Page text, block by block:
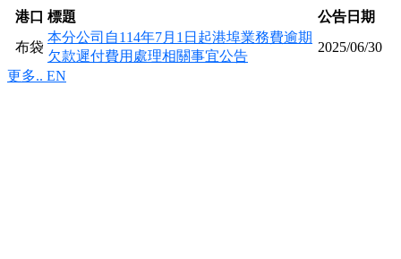
港口 標題
公告日期
布袋
港
本分公司自114年7月1日起港埠業務費逾期
欠款遲付費用處理相關事宜公告
2025/06/30
更多.. EN